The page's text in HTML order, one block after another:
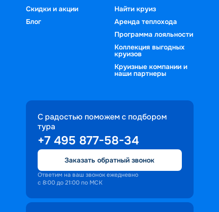
Скидки и акции
Блог
Найти круиз
Аренда теплохода
Программа лояльности
Коллекция выгодных
круизов
Круизные компании и
наши партнеры
С радостью поможем с подбором
тура
+7 495 877-58-34
Заказать обратный звонок
Ответим на ваш звонок ежедневно
с 8:00 до 21:00 по МСК